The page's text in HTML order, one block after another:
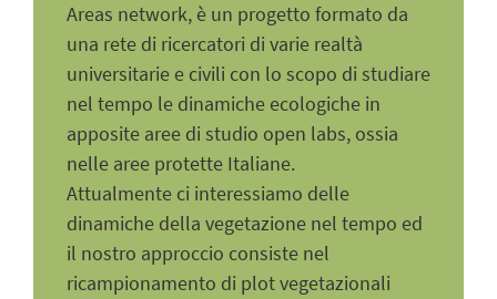
Areas network, è un progetto formato da
una rete di ricercatori di varie realtà
universitarie e civili con lo scopo di studiare
nel tempo le dinamiche ecologiche in
apposite aree di studio open labs, ossia
nelle aree protette Italiane.
Attualmente ci interessiamo delle
dinamiche della vegetazione nel tempo ed
il nostro approccio consiste nel
ricampionamento di plot vegetazionali